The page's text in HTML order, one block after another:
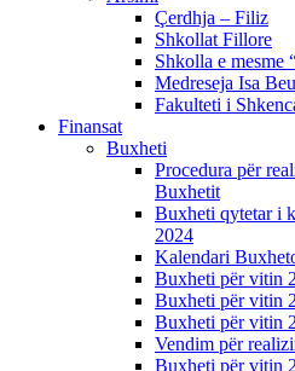
Çerdhja – Filiz
Shkollat Fillore
Shkolla e mesme
Medreseja Isa Beu
Fakulteti i
Finansat
Buxheti
Procedura për
Buxhetit
Buxheti qytetar i
2024
Kalendari
Buxheti për vitin
Buxheti për vitin
Buxheti për vitin
Vendim për
Buxheti për vitin